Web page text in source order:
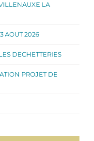
LA
AOUT 2026
DECHETTERIES
PROJET DE